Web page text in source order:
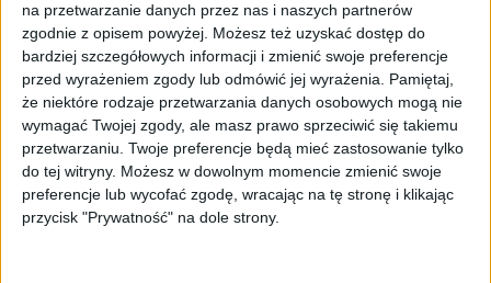
na przetwarzanie danych przez nas i naszych partnerów
zgodnie z opisem powyżej. Możesz też uzyskać dostęp do
bardziej szczegółowych informacji i zmienić swoje preferencje
przed wyrażeniem zgody lub odmówić jej wyrażenia.
Pamiętaj,
że niektóre rodzaje przetwarzania danych osobowych mogą nie
wymagać Twojej zgody, ale masz prawo sprzeciwić się takiemu
przetwarzaniu. Twoje preferencje będą mieć zastosowanie tylko
do tej witryny. Możesz w dowolnym momencie zmienić swoje
preferencje lub wycofać zgodę, wracając na tę stronę i klikając
przycisk "Prywatność" na dole strony.
niezbędną do budowy niezależnej
infrastruktury energetycznej, a równocześnie
ukształtowanie terenu ogranicza budowę
tradycyjnych turbin wiatrowych. Półwysep
cechują natomiast znakomite warunki
wiatrowe - przez ponad 200 dni w roku wiatr
osiąga tam prędkość powyżej 50 km/h. Te
warunki właśnie sprawiły, że to Oman został
wybrany jako pierwsze na świecie miejsce,